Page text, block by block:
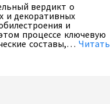
вердикт о
и декоративных
и
процессе ключевую
составы,… Читать